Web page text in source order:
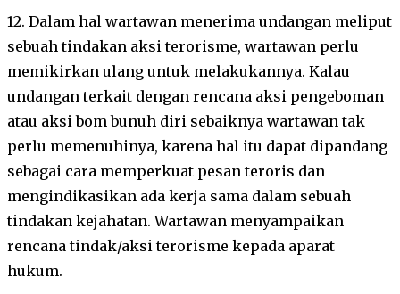
12. Dalam hal wartawan menerima undangan meliput
sebuah tindakan aksi terorisme, wartawan perlu
memikirkan ulang untuk melakukannya. Kalau
undangan terkait dengan rencana aksi pengeboman
atau aksi bom bunuh diri sebaiknya wartawan tak
perlu memenuhinya, karena hal itu dapat dipandang
sebagai cara memperkuat pesan teroris dan
mengindikasikan ada kerja sama dalam sebuah
tindakan kejahatan. Wartawan menyampaikan
rencana tindak/aksi terorisme kepada aparat
hukum.